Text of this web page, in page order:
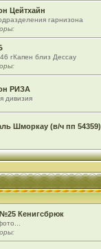
Цейтхайн
гарнизона
гКапен близ Дессау
РИЗА
дивизия
Шморкау (в/ч пп 54359)
Кенигсбрюк